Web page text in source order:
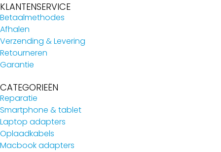
KLANTENSERVICE
Betaalmethodes
Afhalen
Verzending & Levering
Retourneren
Garantie
CATEGORIEËN
Reparatie
Smartphone & tablet
Laptop adapters
Oplaadkabels
Macbook adapters